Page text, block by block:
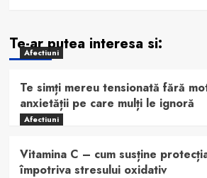
Te-ar putea interesa si:
Afectiuni
Te simți mereu tensionată fără
anxietății pe care mulți le ignoră
Afectiuni
Vitamina C – cum susține
împotriva stresului oxidativ